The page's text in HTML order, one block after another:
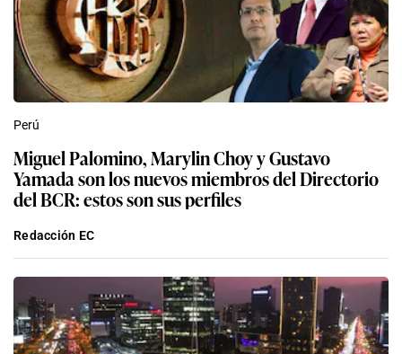
Perú
Miguel Palomino, Marylin Choy y Gustavo
Yamada son los nuevos miembros del Directorio
del BCR: estos son sus perfiles
Redacción EC